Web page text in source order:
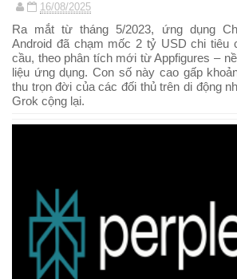
16/08/2025
Ra mắt từ tháng 5/2023, ứng dụng
Android đã chạm mốc 2 tỷ USD chi tiêu
cầu, theo phân tích mới từ Appfigures –
liệu ứng dụng. Con số này cao gấp
thu trọn đời của các đối thủ trên di động
Grok cộng lại.